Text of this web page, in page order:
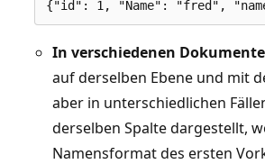
In verschiedenen
auf derselben Ebene und mit
aber in unterschiedlichen
derselben Spalte dargestellt,
Namensformat des ersten